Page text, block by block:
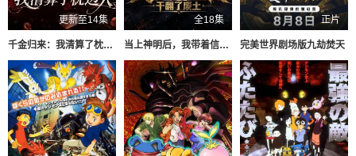
更新至14集
千金归来：我清算了枕边人
全18集
当上神明后，我带着信徒干翻了废土
正片
​完美世界剧场版九劫焚天​